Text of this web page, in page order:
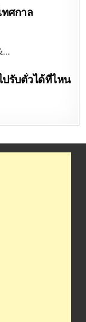
ทศกาล
ปรับตั๋วได้ที่ไหน